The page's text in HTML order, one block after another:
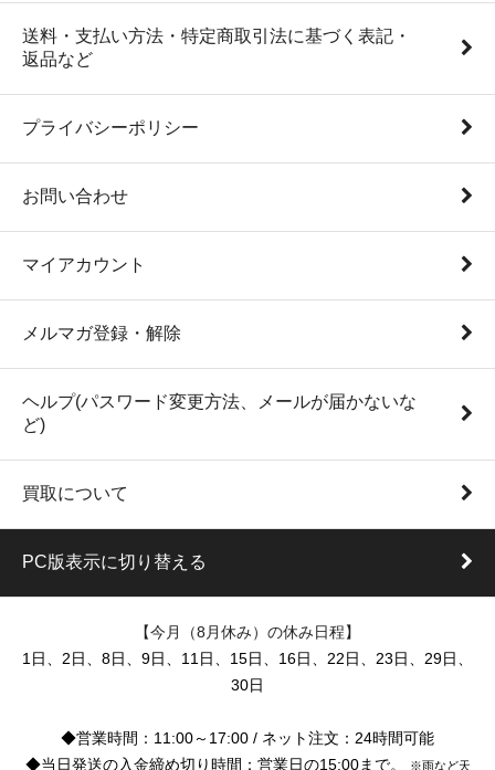
送料・支払い方法・特定商取引法に基づく表記・
返品など
プライバシーポリシー
お問い合わせ
マイアカウント
メルマガ登録・解除
ヘルプ(パスワード変更方法、メールが届かないな
ど)
買取について
PC版表示に切り替える
【今月（8月休み）の休み日程】
1日、2日、8日、9日、11日、15日、16日、22日、23日、29日、
30日
◆営業時間：11:00～17:00 / ネット注文：24時間可能
◆当日発送の入金締め切り時間：営業日の15:00まで。
※雨など天